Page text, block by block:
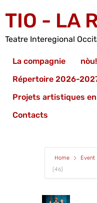
TIO - LA
Teatre Interegional
La compagnie
Répertoire 2026-
Projets artistiques en
Contacts
Home Event
(46)